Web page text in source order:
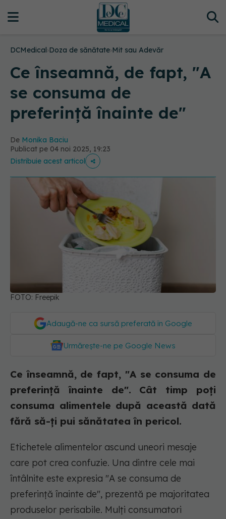
DCMedical›Doza de sănătate›Mit sau Adevăr
Ce înseamnă, de fapt, "A
se consuma de
preferință înainte de"
De Monika Baciu
Publicat pe 04 noi 2025, 19:23
Distribuie acest articol
FOTO: Freepik
Adaugă-ne ca sursă preferată în Google
Urmărește-ne pe Google News
Ce înseamnă, de fapt, "A se consuma de
preferință înainte de". Cât timp poți
consuma alimentele după această dată
fără să-ți pui sănătatea în pericol.
Etichetele alimentelor ascund uneori mesaje
care pot crea confuzie. Una dintre cele mai
întâlnite este expresia "A se consuma de
preferință înainte de", prezentă pe majoritatea
produselor perisabile. Mulți consumatori